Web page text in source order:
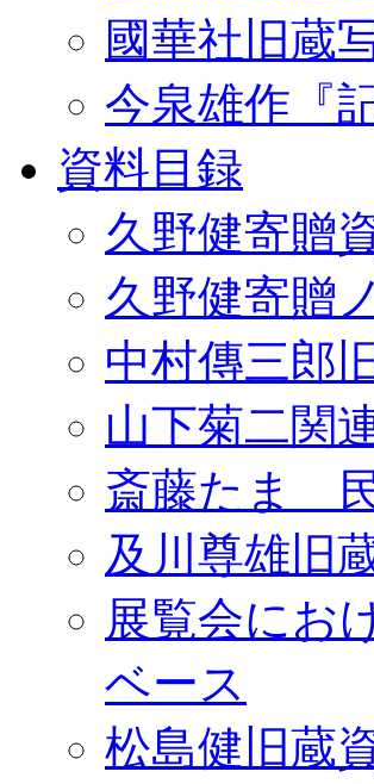
國華社旧蔵
今泉雄作『
資料目録
久野健寄贈
久野健寄贈
中村傳三郎
山下菊二関
斎藤たま
及川尊雄旧
展覧会にお
ベース
松島健旧蔵